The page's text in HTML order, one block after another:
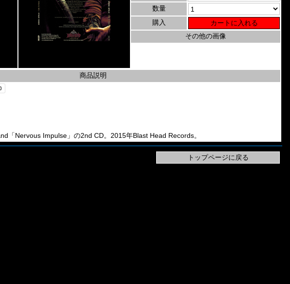
数量
購入
その他の画像
商品説明
「Nervous Impulse」の2nd CD。2015年Blast Head Records。